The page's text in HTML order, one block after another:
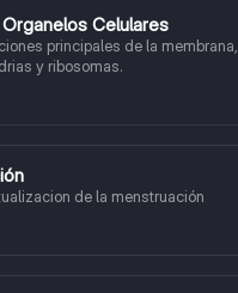
Celulares
principales de la membrana,
y ribosomas.
de la menstruación